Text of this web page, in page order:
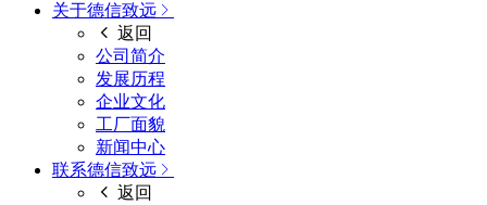
关于德信致远
返回
公司简介
发展历程
企业文化
工厂面貌
新闻中心
联系德信致远
返回